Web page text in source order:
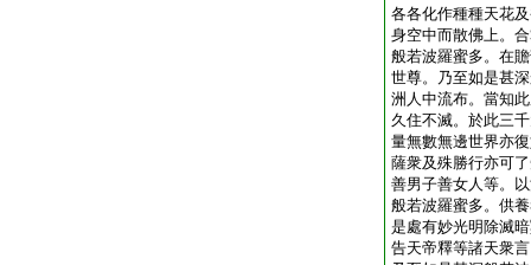
各各化作種種天花
身空中而散佛上。
般若波羅蜜多。在
世尊。乃至如是甚
洲人中流布。當知
久住不滅。於此三
量無數無邊世界亦
薩衆及殊勝行亦可
善男子善女人等。
般若波羅蜜多。供
是處有妙光明除滅
告天帝釋等諸天衆